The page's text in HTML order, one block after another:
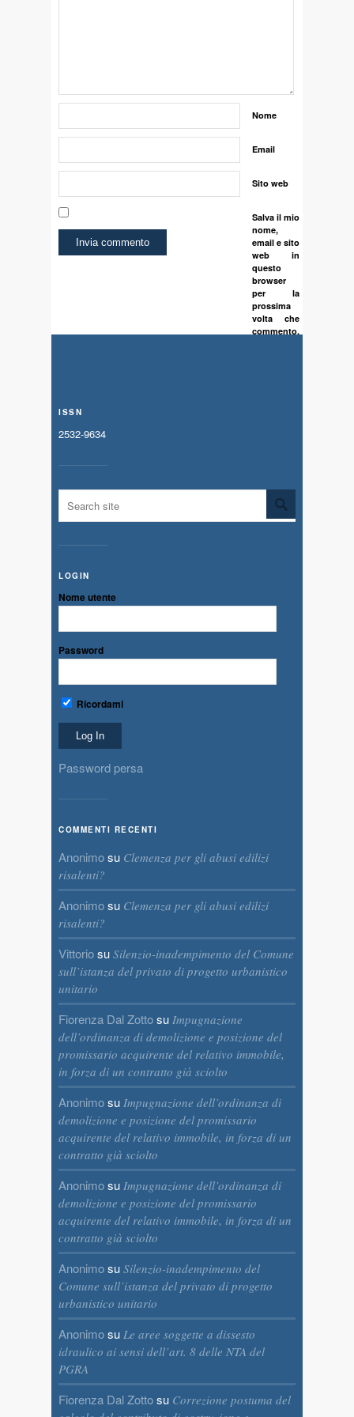
Nome
Email
Sito web
Salva il mio
nome,
email e sito
web in
questo
browser
per la
prossima
volta che
commento.
ISSN
2532-9634
LOGIN
Nome utente
Password
Ricordami
Password persa
COMMENTI RECENTI
Anonimosu Clemenza per gli abusi edilizi
risalenti?
Anonimosu Clemenza per gli abusi edilizi
risalenti?
Vittoriosu Silenzio-inadempimento del Comune
sull’istanza del privato di progetto urbanistico
unitario
Fiorenza Dal Zottosu Impugnazione
dell’ordinanza di demolizione e posizione del
promissario acquirente del relativo immobile,
in forza di un contratto già sciolto
Anonimosu Impugnazione dell’ordinanza di
demolizione e posizione del promissario
acquirente del relativo immobile, in forza di un
contratto già sciolto
Anonimosu Impugnazione dell’ordinanza di
demolizione e posizione del promissario
acquirente del relativo immobile, in forza di un
contratto già sciolto
Anonimosu Silenzio-inadempimento del
Comune sull’istanza del privato di progetto
urbanistico unitario
Anonimosu Le aree soggette a dissesto
idraulico ai sensi dell’art. 8 delle NTA del
PGRA
Fiorenza Dal Zottosu Correzione postuma del